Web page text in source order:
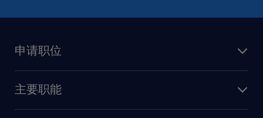
申请职位
找工作
主要职能